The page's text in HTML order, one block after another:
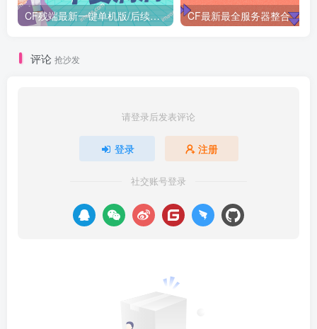
CF残端最新一键单机版/后续新装备版本第一时间更新 CF最新最全服务器整合
评论 抢沙发
请登录后发表评论
登录 注册
社交账号登录